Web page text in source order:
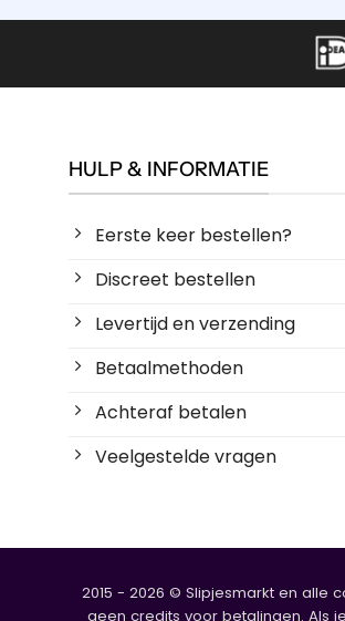
HULP & INFORMATIE
Eerste keer bestellen?
Discreet bestellen
Levertijd en verzending
Betaalmethoden
Achteraf betalen
Veelgestelde vragen
2015 - 2026 © Slipjesmarkt en alle
geen credits voor betalingen. Als